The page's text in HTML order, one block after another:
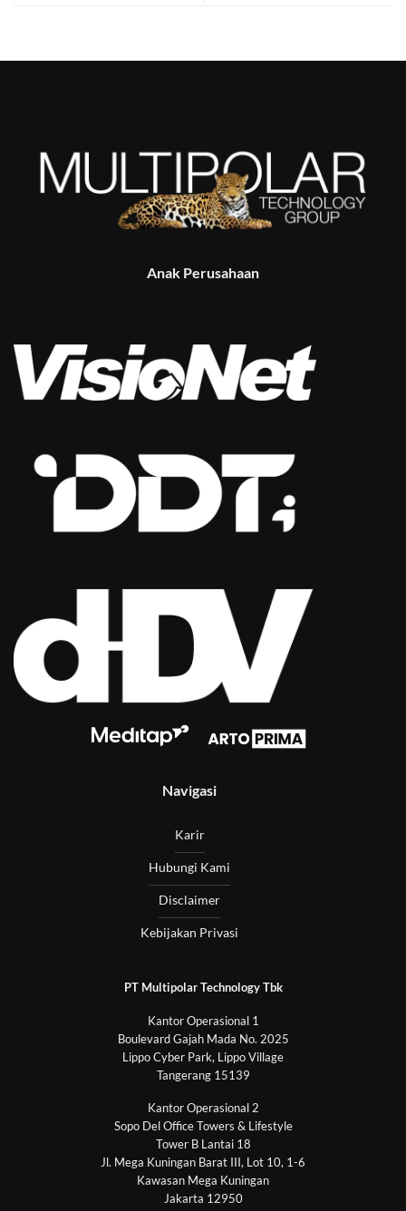
Anak Perusahaan
Navigasi
Karir
Hubungi Kami
Disclaimer
Kebijakan Privasi
PT Multipolar Technology Tbk
Kantor Operasional 1
Boulevard Gajah Mada No. 2025
Lippo Cyber Park, Lippo Village
Tangerang 15139
Kantor Operasional 2
Sopo Del Office Towers & Lifestyle
Tower B Lantai 18
Jl. Mega Kuningan Barat III, Lot 10, 1-6
Kawasan Mega Kuningan
Jakarta 12950